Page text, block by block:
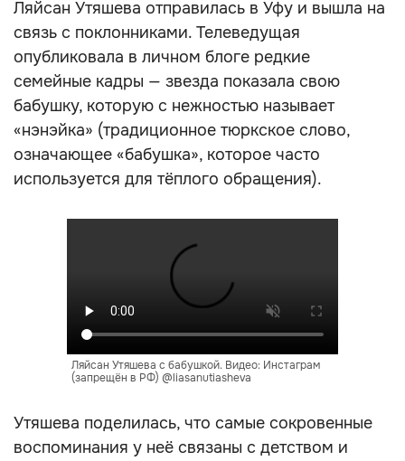
Ляйсан Утяшева отправилась в Уфу и вышла на
связь с поклонниками. Телеведущая
опубликовала в личном блоге редкие
семейные кадры — звезда показала свою
бабушку, которую с нежностью называет
«нэнэйка» (традиционное тюркское слово,
означающее «бабушка», которое часто
используется для тёплого обращения).
Ляйсан Утяшева с бабушкой. Видео: Инстаграм
(запрещён в РФ) @liasanutiasheva
Утяшева поделилась, что самые сокровенные
воспоминания у неё связаны с детством и